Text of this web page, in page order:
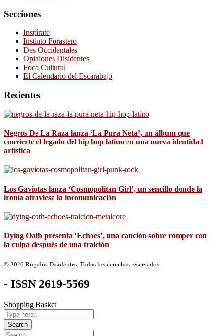
Secciones
Inspírate
Instinto Forastero
Des-Occidentales
Opiniones Disidentes
Foco Cultural
El Calendario del Escarabajo
Recientes
Negros De La Raza lanza ‘La Pura Neta’, un álbum que
convierte el legado del hip hop latino en una nueva identidad
artística
Los Gaviotas lanza ‘Cosmopolitan Girl’, un sencillo donde la
ironía atraviesa la incomunicación
Dying Oath presenta ‘Echoes’, una canción sobre romper con
la culpa después de una traición
© 2026 Rugidos Disidentes. Todos los derechos reservados.
- ISSN 2619-5569
Shopping Basket